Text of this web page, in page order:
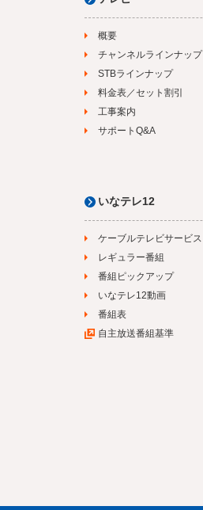
概要
チャンネルラインナップ
STBラインナップ
料金表／セット割引
工事案内
サポートQ&A
いなテレ12
ケーブルテレビサービス
レギュラー番組
番組ピックアップ
いなテレ12動画
番組表
自主放送番組基準